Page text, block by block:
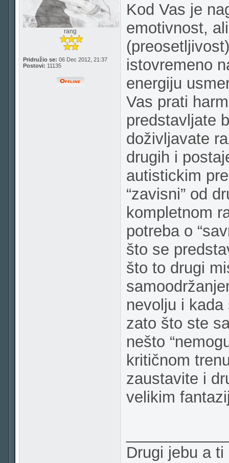
rang
Pridružio se: 06 Dec 2012, 21:37
Postovi: 11135
Kod Vas je
emotivnost,
istovremeno
energiju
Vas prati
predstavljate
doživljavate
drugih i
autistickim
“zavisni” od
kompletnom
potreba o
što se
što to drugi
nevolju i
zato što ste
nešto
kritičnom
zaustavite i
velikim
Drugi jebu a